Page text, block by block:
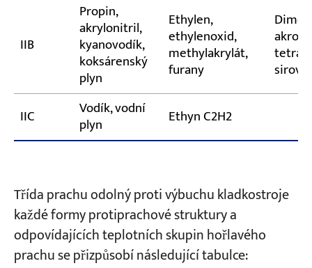
IIB
Propin,
akrylonitril,
kyanovodík,
koksárenský
plyn
Ethylen,
ethylenoxid,
methylakrylát,
furany
IIC Vodík, vodní
plyn Ethyn C2H2
Třída prachu odolný proti výbuchu kladkostroje
každé formy protiprachové struktury a
odpovídajících teplotních skupin hořlavého
prachu se přizpůsobí následující tabulce: